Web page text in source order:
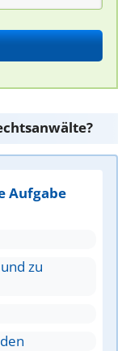
Aufgabe
zu